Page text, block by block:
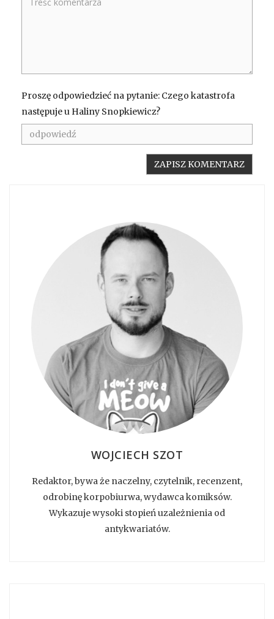
Proszę odpowiedzieć na pytanie: Czego katastrofa
następuje u Haliny Snopkiewicz?
WOJCIECH SZOT
Redaktor, bywa że naczelny, czytelnik, recenzent,
odrobinę korpobiurwa, wydawca komiksów.
Wykazuje wysoki stopień uzależnienia od
antykwariatów.